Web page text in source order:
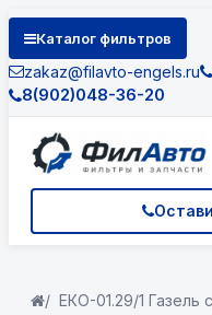
Каталог фильтров
zakaz@filavto-engels.ru
8(902)048-36-20
ЕКО-01.29/1 Газель